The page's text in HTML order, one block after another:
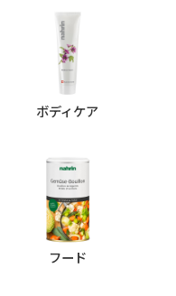
ボディケア
フード